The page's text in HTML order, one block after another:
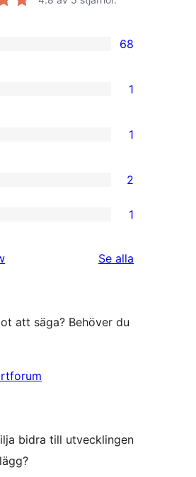
68
1
1
2
1
Se alla
att säga? Behöver du
bidra till utvecklingen